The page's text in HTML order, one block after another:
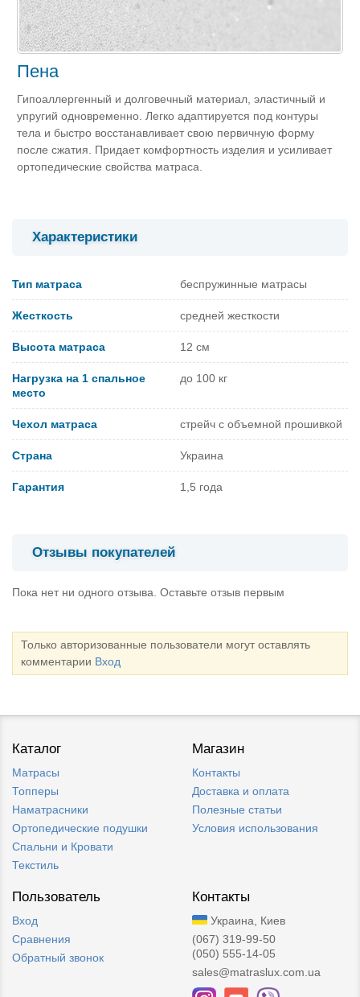
Пена
Гипоаллергенный и долговечный материал, эластичный и
упругий одновременно. Легко адаптируется под контуры
тела и быстро восстанавливает свою первичную форму
после сжатия. Придает комфортность изделия и усиливает
ортопедические свойства матраса.
Характеристики
Тип матраса беспружинные матрасы
Жесткость средней жесткости
Высота матраса 12 см
Нагрузка на 1 спальное
место
до 100 кг
Чехол матраса стрейч с объемной прошивкой
Страна Украина
Гарантия 1,5 года
Отзывы покупателей
Пока нет ни одного отзыва. Оставьте отзыв первым
Только авторизованные пользователи могут оставлять
комментарии Вход
Каталог
Матрасы
Топперы
Наматрасники
Ортопедические подушки
Спальни и Кровати
Текстиль
Магазин
Контакты
Доставка и оплата
Полезные статьи
Условия использования
Пользователь
Вход
Сравнения
Обратный звонок
Контакты
Украина, Киев
(067) 319-99-50
(050) 555-14-05
sales@matraslux.com.ua